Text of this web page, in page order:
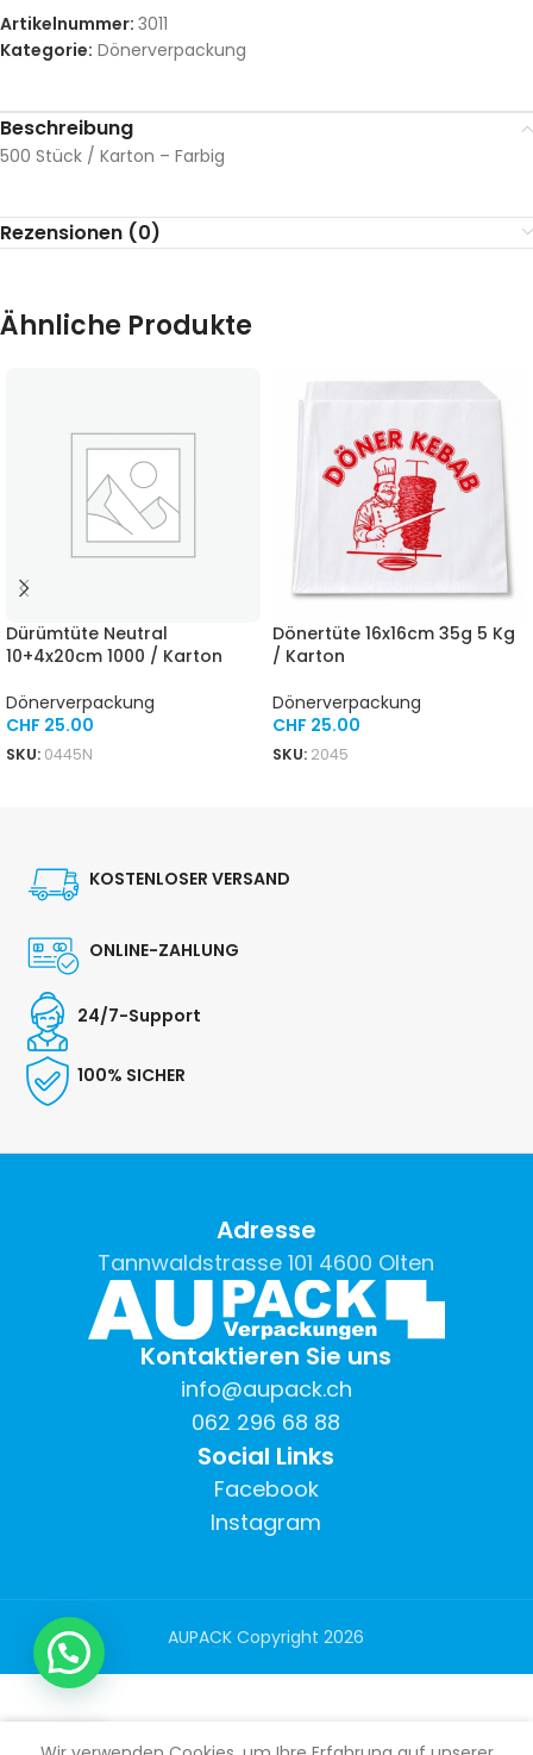
Artikelnummer: 3011
Kategorie: Dönerverpackung
Beschreibung
500 Stück / Karton – Farbig
Rezensionen (0)
Ähnliche Produkte
Dürümtüte Neutral
10+4x20cm 1000 / Karton
Dönerverpackung
CHF 25.00
SKU: 0445N
Dönertüte 16x16cm 35g 5 Kg
/ Karton
Dönerverpackung
CHF 25.00
SKU: 2045
KOSTENLOSER VERSAND
ONLINE-ZAHLUNG
24/7-Support
100% SICHER
Adresse
Tannwaldstrasse 101 4600 Olten
Kontaktieren Sie uns
info@aupack.ch
062 296 68 88
Social Links
Facebook
Instagram
AUPACK Copyright2026